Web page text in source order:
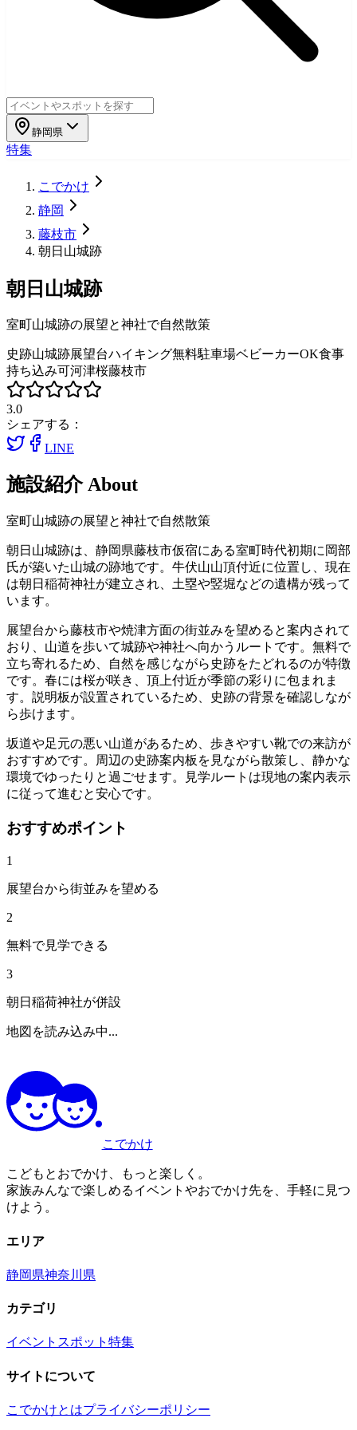
静岡県
特集
こでかけ
静岡
藤枝市
朝日山城跡
朝日山城跡
室町山城跡の展望と神社で自然散策
史跡山城跡展望台ハイキング無料駐車場ベビーカーOK食事
持ち込み可河津桜藤枝市
3.0
シェアする：
LINE
施設紹介 About
室町山城跡の展望と神社で自然散策
朝日山城跡は、静岡県藤枝市仮宿にある室町時代初期に岡部
氏が築いた山城の跡地です。牛伏山山頂付近に位置し、現在
は朝日稲荷神社が建立され、土塁や竪堀などの遺構が残って
います。
展望台から藤枝市や焼津方面の街並みを望めると案内されて
おり、山道を歩いて城跡や神社へ向かうルートです。無料で
立ち寄れるため、自然を感じながら史跡をたどれるのが特徴
です。春には桜が咲き、頂上付近が季節の彩りに包まれま
す。説明板が設置されているため、史跡の背景を確認しなが
ら歩けます。
坂道や足元の悪い山道があるため、歩きやすい靴での来訪が
おすすめです。周辺の史跡案内板を見ながら散策し、静かな
環境でゆったりと過ごせます。見学ルートは現地の案内表示
に従って進むと安心です。
おすすめポイント
1
展望台から街並みを望める
2
無料で見学できる
3
朝日稲荷神社が併設
地図を読み込み中...
こでかけ
こどもとおでかけ、もっと楽しく。
家族みんなで楽しめるイベントやおでかけ先を、手軽に見つ
けよう。
エリア
静岡県神奈川県
カテゴリ
イベント スポット 特集
サイトについて
こでかけとはプライバシーポリシー